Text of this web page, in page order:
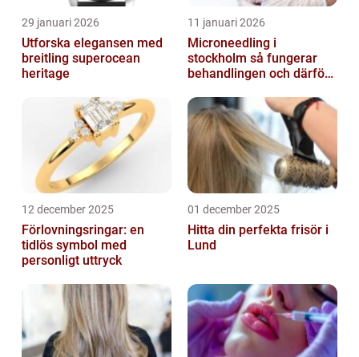
29 januari 2026
Utforska elegansen med
breitling superocean
heritage
11 januari 2026
Microneedling i
stockholm så fungerar
behandlingen och därför
12 december 2025
Förlovningsringar: en
tidlös symbol med
personligt uttryck
01 december 2025
Hitta din perfekta frisör i
Lund